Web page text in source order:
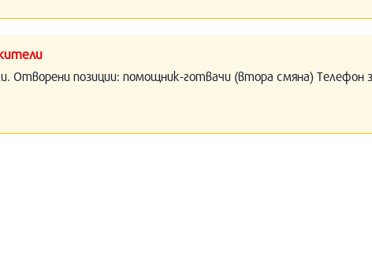
Отворени позиции: помощник-готвачи (втора смяна) Телефон